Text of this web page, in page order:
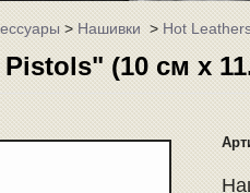
>Нашивки>Hot
(10 см x